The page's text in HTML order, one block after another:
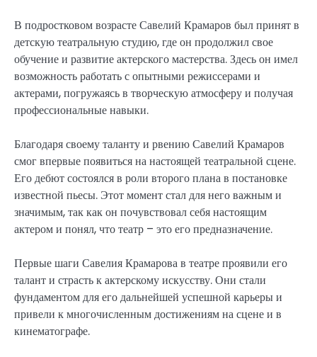
В подростковом возрасте Савелий Крамаров был принят в
детскую театральную студию, где он продолжил свое
обучение и развитие актерского мастерства. Здесь он имел
возможность работать с опытными режиссерами и
актерами, погружаясь в творческую атмосферу и получая
профессиональные навыки.
Благодаря своему таланту и рвению Савелий Крамаров
смог впервые появиться на настоящей театральной сцене.
Его дебют состоялся в роли второго плана в постановке
известной пьесы. Этот момент стал для него важным и
значимым, так как он почувствовал себя настоящим
актером и понял, что театр – это его предназначение.
Первые шаги Савелия Крамарова в театре проявили его
талант и страсть к актерскому искусству. Они стали
фундаментом для его дальнейшей успешной карьеры и
привели к многочисленным достижениям на сцене и в
кинематографе.